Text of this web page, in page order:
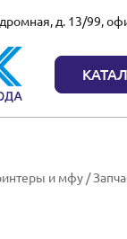
д. 13/99,
и мфу /